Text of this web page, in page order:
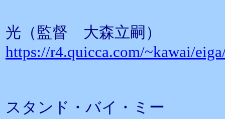
光（監督 大森立嗣）
https://r4.quicca.com/~kawai/
スタンド・バイ・ミー